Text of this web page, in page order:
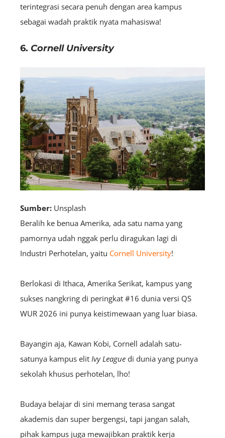
terintegrasi secara penuh dengan area kampus
sebagai wadah praktik nyata mahasiswa!
6. Cornell University
Sumber: Unsplash
Beralih ke benua Amerika, ada satu nama yang
pamornya udah nggak perlu diragukan lagi di
Industri Perhotelan, yaitu Cornell University!
Berlokasi di Ithaca, Amerika Serikat, kampus yang
sukses nangkring di peringkat #16 dunia versi QS
WUR 2026 ini punya keistimewaan yang luar biasa.
Bayangin aja, Kawan Kobi, Cornell adalah satu-
satunya kampus elit Ivy League di dunia yang punya
sekolah khusus perhotelan, lho!
Budaya belajar di sini memang terasa sangat
akademis dan super bergengsi, tapi jangan salah,
pihak kampus juga mewajibkan praktik kerja